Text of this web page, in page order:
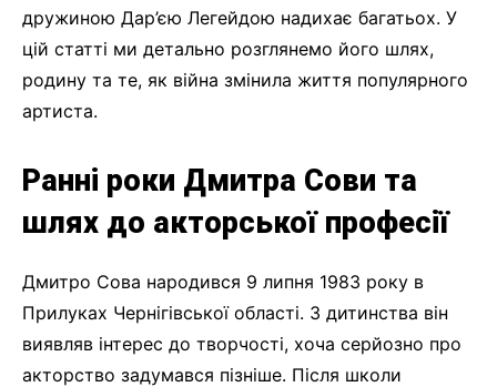
дружиною Дар’єю Легейдою надихає багатьох. У
цій статті ми детально розглянемо його шлях,
родину та те, як війна змінила життя популярного
артиста.
Ранні роки Дмитра Сови та
шлях до акторської професії
Дмитро Сова народився 9 липня 1983 року в
Прилуках Чернігівської області. З дитинства він
виявляв інтерес до творчості, хоча серйозно про
акторство задумався пізніше. Після школи